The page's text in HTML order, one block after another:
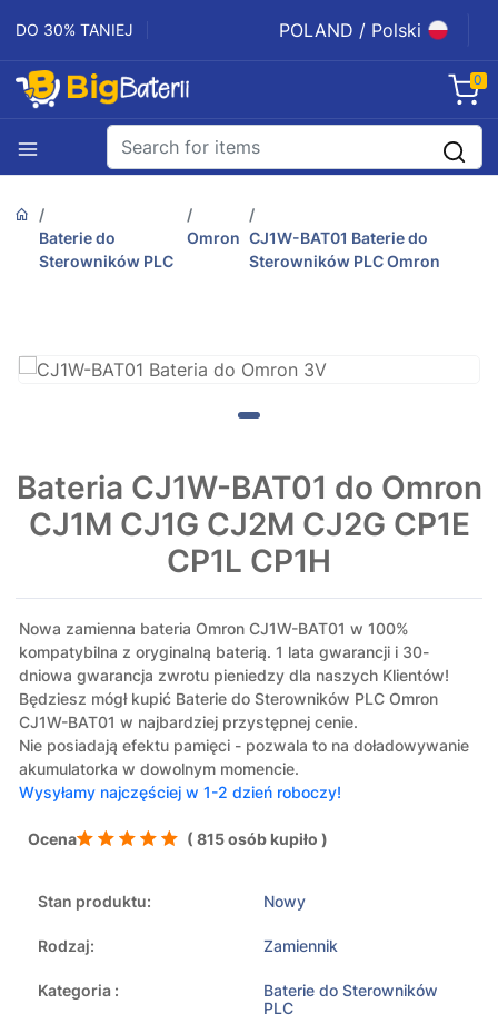
DO 30% TANIEJ POLAND / Polski
0
Baterie do
Sterowników PLC
Omron CJ1W-BAT01 Baterie do
Sterowników PLC Omron
Bateria CJ1W-BAT01 do Omron
CJ1M CJ1G CJ2M CJ2G CP1E
CP1L CP1H
Nowa zamienna bateria Omron CJ1W-BAT01 w 100%
kompatybilna z oryginalną baterią. 1 lata gwarancji i 30-
dniowa gwarancja zwrotu pieniedzy dla naszych Klientów!
Będziesz mógł kupić Baterie do Sterowników PLC Omron
CJ1W-BAT01 w najbardziej przystępnej cenie.
Nie posiadają efektu pamięci - pozwala to na doładowywanie
akumulatorka w dowolnym momencie.
Wysyłamy najczęściej w 1-2 dzień roboczy!
Ocena ( 815 osób kupiło )
Stan produktu: Nowy
Rodzaj: Zamiennik
Kategoria :
Baterie do Sterowników
PLC